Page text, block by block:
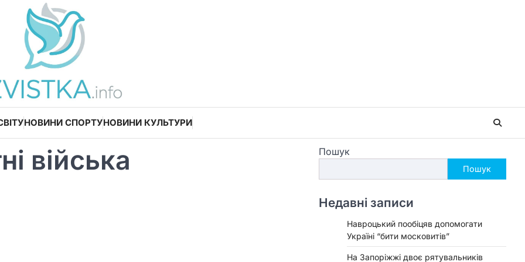
НОВИНИ СПОРТУНОВИНИ КУЛЬТУРИ
війська Пошук
Пошук
Недавні записи
Навроцький пообіцяв допомогати
Україні “бити московитів”
На Запоріжжі двоє рятувальників